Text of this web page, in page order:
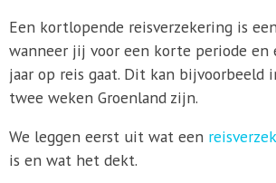
Een kortlopende reisverzekering is
wanneer jij voor een korte periode en
jaar op reis gaat. Dit kan bijvoorbeeld
twee weken Groenland zijn.
We leggen eerst uit wat een
is en wat het dekt.